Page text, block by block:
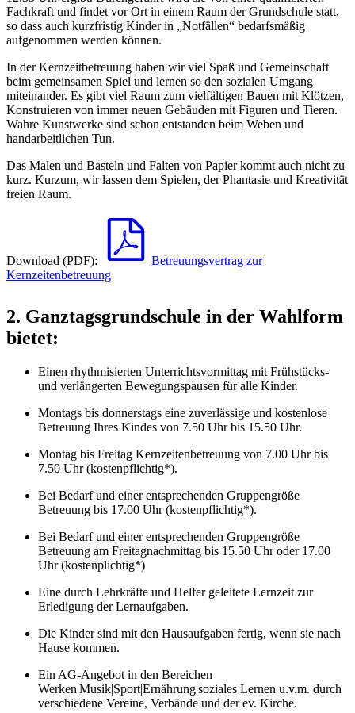
Fachkraft und findet vor Ort in einem Raum der Grundschule statt,
so dass auch kurzfristig Kinder in „Notfällen“ bedarfsmäßig
aufgenommen werden können.
In der Kernzeitbetreuung haben wir viel Spaß und Gemeinschaft
beim gemeinsamen Spiel und lernen so den sozialen Umgang
miteinander. Es gibt viel Raum zum vielfältigen Bauen mit Klötzen,
Konstruieren von immer neuen Gebäuden mit Figuren und Tieren.
Wahre Kunstwerke sind schon entstanden beim Weben und
handarbeitlichen Tun.
Das Malen und Basteln und Falten von Papier kommt auch nicht zu
kurz. Kurzum, wir lassen dem Spielen, der Phantasie und Kreativität
freien Raum.
Download (PDF):
Betreuungsvertrag zur
Kernzeitenbetreuung
2. Ganztagsgrundschule in der Wahlform
bietet:
Einen rhythmisierten Unterrichtsvormittag mit Frühstücks-
und verlängerten Bewegungspausen für alle Kinder.
Montags bis donnerstags eine zuverlässige und kostenlose
Betreuung Ihres Kindes von 7.50 Uhr bis 15.50 Uhr.
Montag bis Freitag Kernzeitenbetreuung von 7.00 Uhr bis
7.50 Uhr (kostenpflichtig*).
Bei Bedarf und einer entsprechenden Gruppengröße
Betreuung bis 17.00 Uhr (kostenpflichtig*).
Bei Bedarf und einer entsprechenden Gruppengröße
Betreuung am Freitagnachmittag bis 15.50 Uhr oder 17.00
Uhr (kostenplichtig*)
Eine durch Lehrkräfte und Helfer geleitete Lernzeit zur
Erledigung der Lernaufgaben.
Die Kinder sind mit den Hausaufgaben fertig, wenn sie nach
Hause kommen.
Ein AG-Angebot in den Bereichen
Werken|Musik|Sport|Ernährung|soziales Lernen u.v.m. durch
verschiedene Vereine, Verbände und der ev. Kirche.